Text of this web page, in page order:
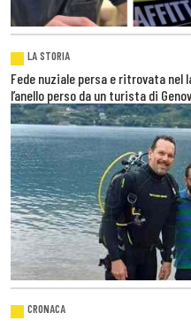
LA STORIA
Fede nuziale persa e ritrovata nel
l’anello perso da un turista di
CRONACA